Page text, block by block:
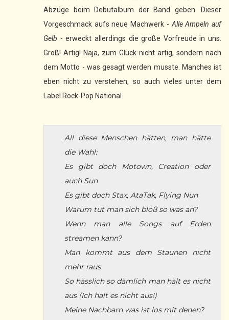
Abzüge beim Debutalbum der Band geben. Dieser
Vorgeschmack aufs neue Machwerk - Alle Ampeln auf
Gelb - erweckt allerdings die große Vorfreude in uns.
Groß! Artig! Naja, zum Glück nicht artig, sondern nach
dem Motto - was gesagt werden musste. Manches ist
eben nicht zu verstehen, so auch vieles unter dem
Label Rock-Pop National.
All diese Menschen hätten, man hätte
die Wahl:
Es gibt doch Motown, Creation oder
auch Sun
Es gibt doch Stax, AtaTak, Flying Nun
Warum tut man sich bloß so was an?
Wenn man alle Songs auf Erden
streamen kann?
Man kommt aus dem Staunen nicht
mehr raus
So hässlich so dämlich man hält es nicht
aus (Ich halt es nicht aus!)
Meine Nachbarn was ist los mit denen?